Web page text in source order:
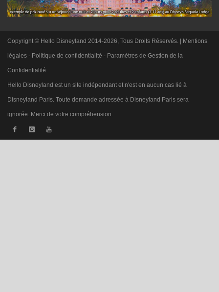
Copyright © Hello Disneyland 2014-2026, Tous Droits Réservés. | Mentions
légales - Politique de confidentialité - Paramètres de Gestion de la
Confidentialité
Hello Disneyland est un site indépendant et n'est en aucun cas lié à
Disneyland Paris. Toute demande adressée à Disneyland Paris sera
ignorée. Merci de votre compréhension.